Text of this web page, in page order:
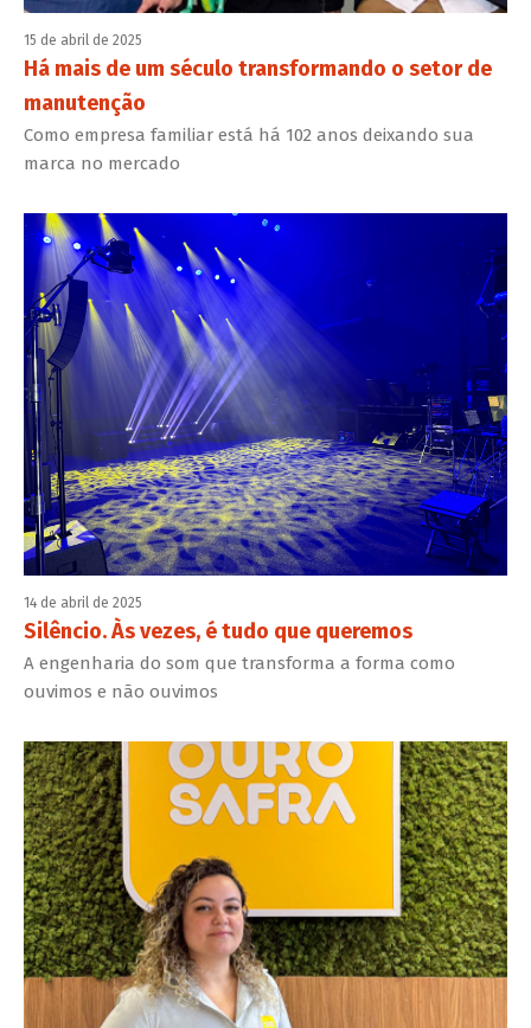
15 de abril de 2025
Há mais de um século transformando o setor de
manutenção
Como empresa familiar está há 102 anos deixando sua
marca no mercado
14 de abril de 2025
Silêncio. Às vezes, é tudo que queremos
A engenharia do som que transforma a forma como
ouvimos e não ouvimos